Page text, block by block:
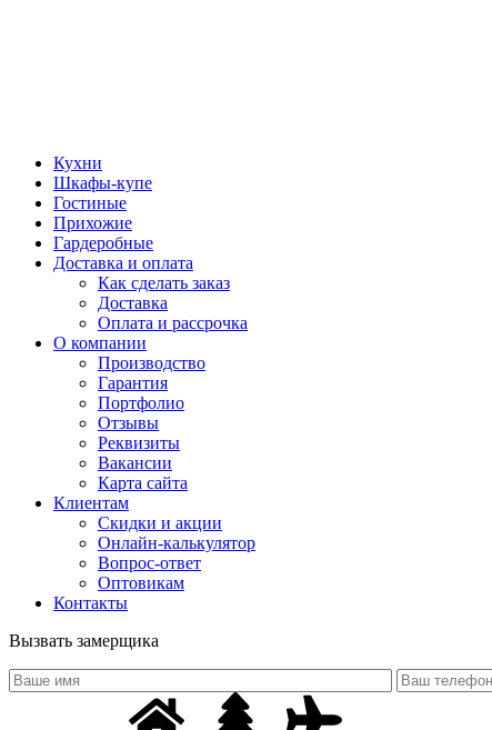
Кухни
Шкафы-купе
Гостиные
Прихожие
Гардеробные
Доставка и оплата
Как сделать заказ
Доставка
Оплата и рассрочка
О компании
Производство
Гарантия
Портфолио
Отзывы
Реквизиты
Вакансии
Карта сайта
Клиентам
Скидки и акции
Онлайн-калькулятор
Вопрос-ответ
Оптовикам
Контакты
Вызвать замерщика